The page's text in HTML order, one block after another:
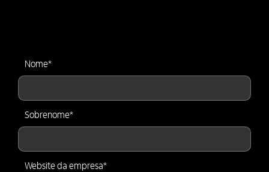
Nome*
Sobrenome*
Website da empresa*